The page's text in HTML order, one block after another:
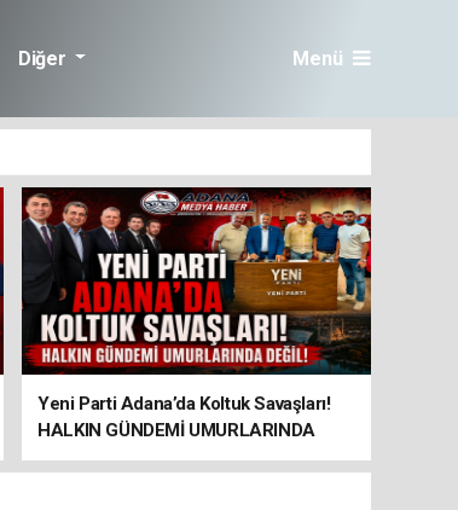
Diğer Menü
Yeni Parti Adana’da Koltuk Savaşları!
HALKIN GÜNDEMİ UMURLARINDA
DEĞİL!